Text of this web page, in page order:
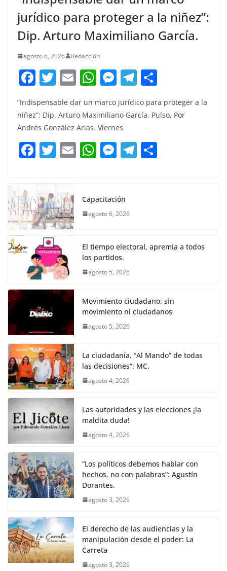
jurídico para proteger a la niñez”:
Dip. Arturo Maximiliano García.
agosto 6, 2026 Redacción
F
c
e
b
o
k
T
w
itt
er
E
ai
l
W
at
s
A
p
M
e
ss
e
n
g
T
e
a
m
m
“Indispensable dar un marco jurídico para proteger a la
niñez”: Dip. Arturo Maximiliano García. Pulso, Por
Andrés González Arias. Viernes
F
c
e
b
o
o
k
T
itt
er
E W
s
A
p
M
e
n
er
T
Capacitación
agosto 6, 2026
El tiempo electoral, apremia a todos
los partidos.
agosto 5, 2026
Movimiento ciudadano: sin
movimiento ni ciudadanos
agosto 5, 2026
La ciudadanía, “Al Mando” de todas
las decisiones”: MC.
agosto 4, 2026
Las autoridades y las elecciones ¡la
maldita duda!
agosto 4, 2026
“Los políticos debemos hablar con
hechos, no con palabras”: Agustín
Dorantes.
agosto 3, 2026
El derecho de las audiencias y la
manipulación desde el poder: La
Carreta
agosto 3, 2026